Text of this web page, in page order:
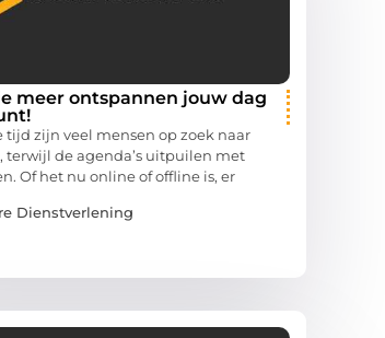
meer ontspannen jouw dag
tijd zijn veel mensen op zoek naar
terwijl de agenda’s uitpuilen met
Of het nu online of offline is, er
Dienstverlening